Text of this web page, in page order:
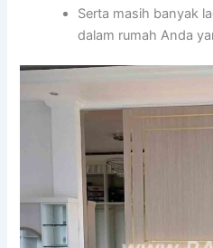
Serta masih banyak
dalam rumah Anda